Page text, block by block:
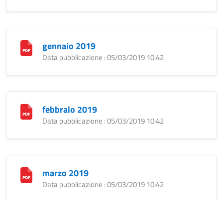
gennaio 2019
Data pubblicazione : 05/03/2019 10:42
febbraio 2019
Data pubblicazione : 05/03/2019 10:42
marzo 2019
Data pubblicazione : 05/03/2019 10:42